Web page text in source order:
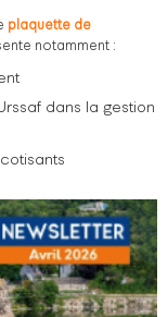
plaquette de
notamment :
dans la gestion